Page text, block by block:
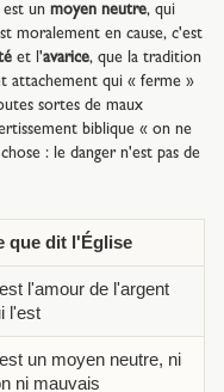
est un moyen neutre, qui
moralement en cause, c'est
et l'avarice, que la tradition
attachement qui « ferme »
sortes de maux
biblique « on ne
: le danger n'est pas de
que dit l'Église
l'amour de l'argent
l'est
un moyen neutre, ni
ni mauvais